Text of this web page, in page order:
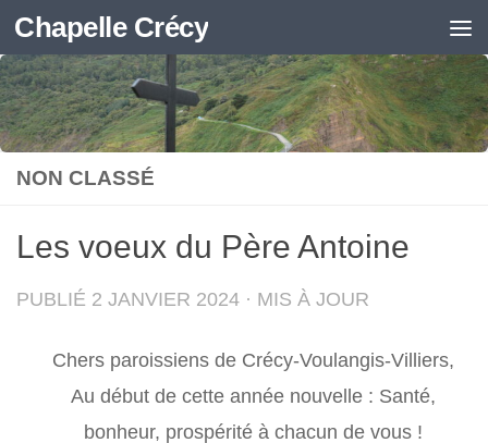
Skip to content
Chapelle Crécy
NON CLASSÉ
Les voeux du Père Antoine
PUBLIÉ 2 JANVIER 2024 · MIS À JOUR
Chers paroissiens de Crécy-Voulangis-Villiers,
Au début de cette année nouvelle : Santé,
bonheur, prospérité à chacun de vous !